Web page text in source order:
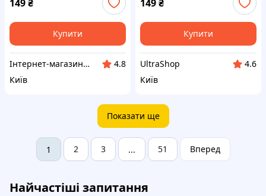
149₴
Купити
Інтернет-магазин RedShift.com.ua
4.8
Київ
149₴
Купити
UltraShop
4.6
Київ
Показати ще
1 2 3 ... 51 Вперед
Найчастіші запитання